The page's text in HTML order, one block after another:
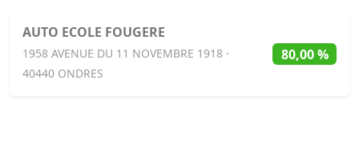
AUTO ECOLE FOUGERE
1958 AVENUE DU 11 NOVEMBRE 1918 ·
40440 ONDRES
80,00 %